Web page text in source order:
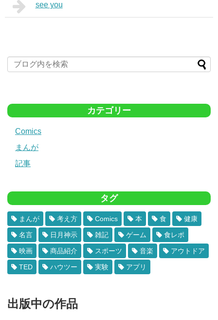
see you
カテゴリー
Comics
まんが
記事
タグ
まんが 考え方 Comics 本 食 健康
名言 日月神示 雑記 ゲーム 食レポ
映画 商品紹介 スポーツ 音楽 アウトドア
TED ハウツー 実験 アプリ
出版中の作品